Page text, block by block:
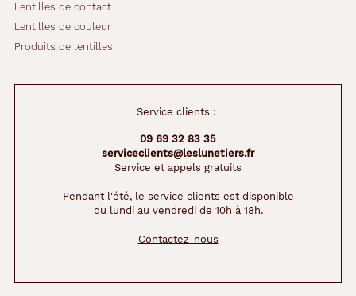
Lentilles de contact
Lentilles de couleur
Produits de lentilles
Service clients :
09 69 32 83 35
serviceclients@leslunetiers.fr
Service et appels gratuits
Pendant l'été, le service clients est disponible
du lundi au vendredi de 10h à 18h.
Contactez-nous